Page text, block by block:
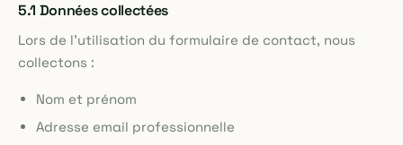
5.1 Données collectées
Lors de l'utilisation du formulaire de contact, nous
collectons :
Nom et prénom
Adresse email professionnelle